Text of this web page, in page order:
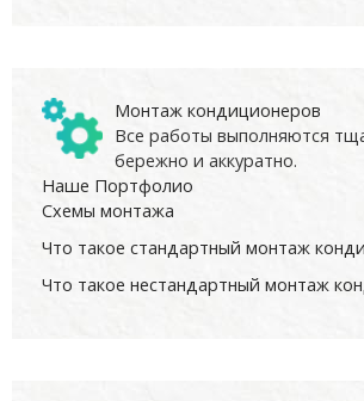
Монтаж кондиционеров
Все работы выполняются
бережно и аккуратно.
Наше Портфолио
Схемы монтажа
Что такое стандартный монтаж
Что такое нестандартный монтаж